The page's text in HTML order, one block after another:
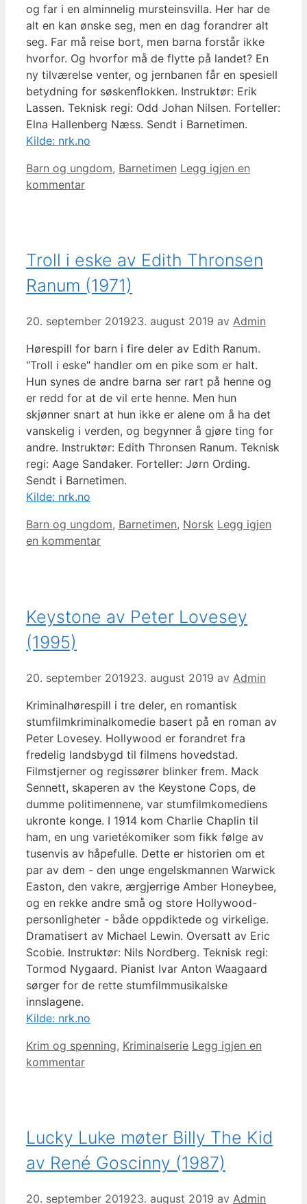
og far i en alminnelig mursteinsvilla. Her har de
alt en kan ønske seg, men en dag forandrer alt
seg. Far må reise bort, men barna forstår ikke
hvorfor. Og hvorfor må de flytte på landet? En
ny tilværelse venter, og jernbanen får en spesiell
betydning for søskenflokken. Instruktør: Erik
Lassen. Teknisk regi: Odd Johan Nilsen. Forteller:
Elna Hallenberg Næss. Sendt i Barnetimen.
Kilde: nrk.no
Kategorier
Barn og ungdom, Barnetimen Legg igjen en
kommentar
Troll i eske av Edith Thronsen
Ranum (1971)
20. september 201923. august 2019 av Admin
Hørespill for barn i fire deler av Edith Ranum.
"Troll i eske" handler om en pike som er halt.
Hun synes de andre barna ser rart på henne og
er redd for at de vil erte henne. Men hun
skjønner snart at hun ikke er alene om å ha det
vanskelig i verden, og begynner å gjøre ting for
andre. Instruktør: Edith Thronsen Ranum. Teknisk
regi: Aage Sandaker. Forteller: Jørn Ording.
Sendt i Barnetimen.
Kilde: nrk.no
Kategorier
Barn og ungdom, Barnetimen, Norsk Legg igjen
en kommentar
Keystone av Peter Lovesey
(1995)
20. september 201923. august 2019 av Admin
Kriminalhørespill i tre deler, en romantisk
stumfilmkriminalkomedie basert på en roman av
Peter Lovesey. Hollywood er forandret fra
fredelig landsbygd til filmens hovedstad.
Filmstjerner og regissører blinker frem. Mack
Sennett, skaperen av the Keystone Cops, de
dumme politimennene, var stumfilmkomediens
ukronte konge. I 1914 kom Charlie Chaplin til
ham, en ung varietékomiker som fikk følge av
tusenvis av håpefulle. Dette er historien om et
par av dem - den unge engelskmannen Warwick
Easton, den vakre, ærgjerrige Amber Honeybee,
og en rekke andre små og store Hollywood-
personligheter - både oppdiktede og virkelige.
Dramatisert av Michael Lewin. Oversatt av Eric
Scobie. Instruktør: Nils Nordberg. Teknisk regi:
Tormod Nygaard. Pianist Ivar Anton Waagaard
sørger for de rette stumfilmmusikalske
innslagene.
Kilde: nrk.no
Kategorier
Krim og spenning, Kriminalserie Legg igjen en
kommentar
Lucky Luke møter Billy The Kid
av René Goscinny (1987)
20. september 201923. august 2019 av Admin